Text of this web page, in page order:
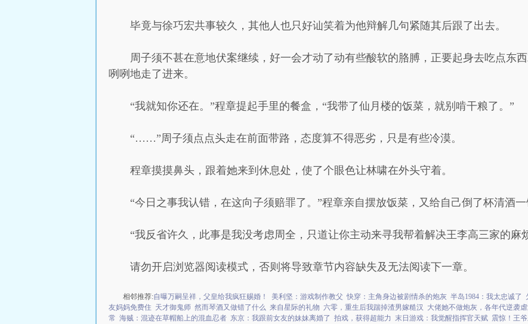
毕竟与徐巧宏共事较久，其他人也只好讪笑着为他辩解几句紧随其后跟了出去。
周子须不甚在意地伏案继续，好一会才动了动有些酸软的胳膊，正要起身去吃点东
咧咧地走了进来。
“我就知你还在。”程章提起手里的餐盒，“我带了仙月楼的饭菜，就别啃干粮了。”
“……”周子须点点头走在前面带路，态度算不得恶劣，只是有些冷漠。
程章摸摸鼻头，跟着她来到休息处，使了个眼色让林啸在外头守着。
“今日之事我认错，在这向子须赔罪了。”程章亲自摆放饭菜，又给自己倒了杯清酒一
“我反省许久，此事是我没考虑周全，只道让你主动来寻我帮着解决王李高三家的麻
请勿开启浏览器阅读模式，否则将导致章节内容缺失及无法阅读下一章。
相邻推荐:自曝万嗣呈祥，父皇给我疯狂赐婚！ 美利坚：游戏制作教父 快穿：主角身边被剧情杀的炮灰 半岛1984：我太忠诚了
友妈妈免费住 天才御鬼师 然而琴酒又做错了什么 来自星际的礼物 六零，重生后我踹掉渣男嫁糙汉 大佬她不做炮灰，各年代逆袭
常 海贼：混迹在草帽船上的混血忍者 东京：我跟前女友的妹妹离婚了 拍戏，获得超能力 末日游戏：我觉醒指挥官天赋 震惊！王